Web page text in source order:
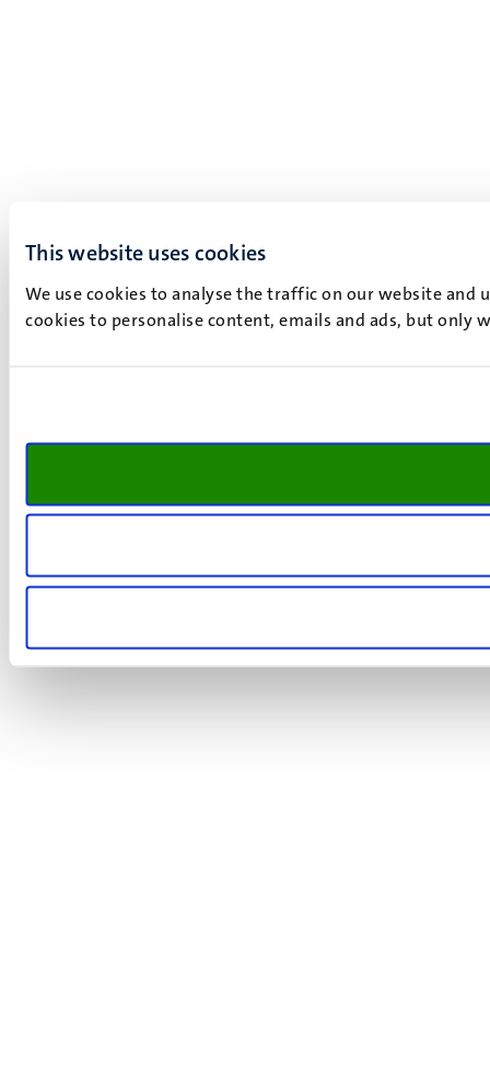
This website uses cookies
We use cookies to analyse the traffic on our website and
cookies to personalise content, emails and ads, but only